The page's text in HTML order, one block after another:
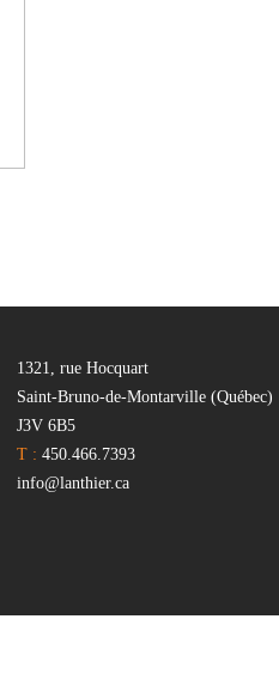
1321, rue Hocquart
Saint-Bruno-de-Montarville (Québec)
J3V 6B5
T : 450.466.7393
info@lanthier.ca